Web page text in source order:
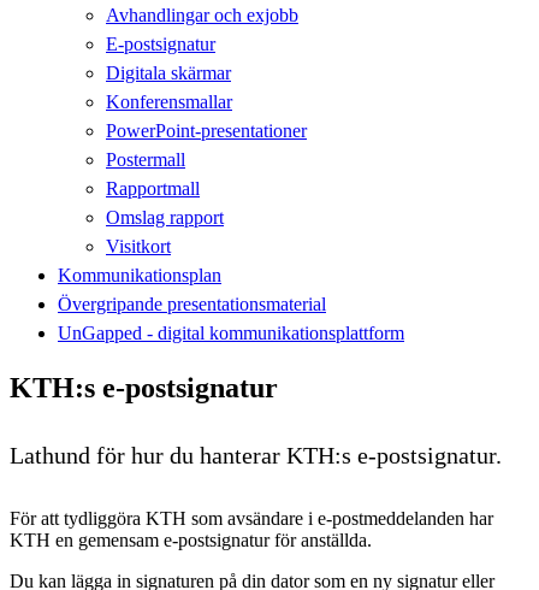
Avhandlingar och exjobb
E-postsignatur
Digitala skärmar
Konferensmallar
PowerPoint-presentationer
Postermall
Rapportmall
Omslag rapport
Visitkort
Kommunikationsplan
Övergripande presentationsmaterial
UnGapped - digital kommunikationsplattform
KTH:s e-postsignatur
Lathund för hur du hanterar KTH:s e-postsignatur.
För att tydliggöra KTH som avsändare i e-postmeddelanden har
KTH en gemensam e-postsignatur för anställda.
Du kan lägga in signaturen på din dator som en ny signatur eller